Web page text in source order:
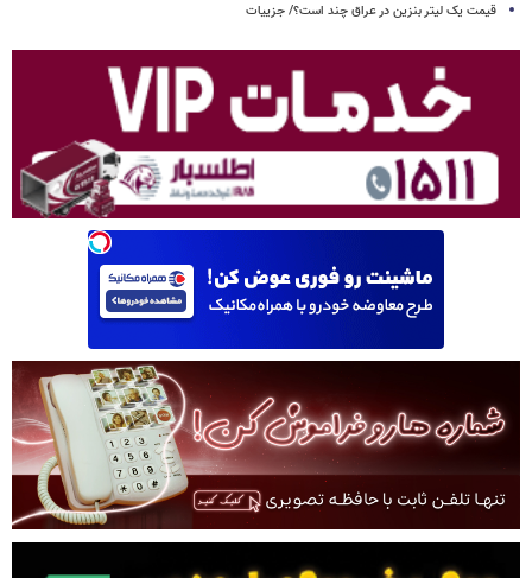
قیمت یک لیتر بنزین در عراق چند است؟/ جزییات